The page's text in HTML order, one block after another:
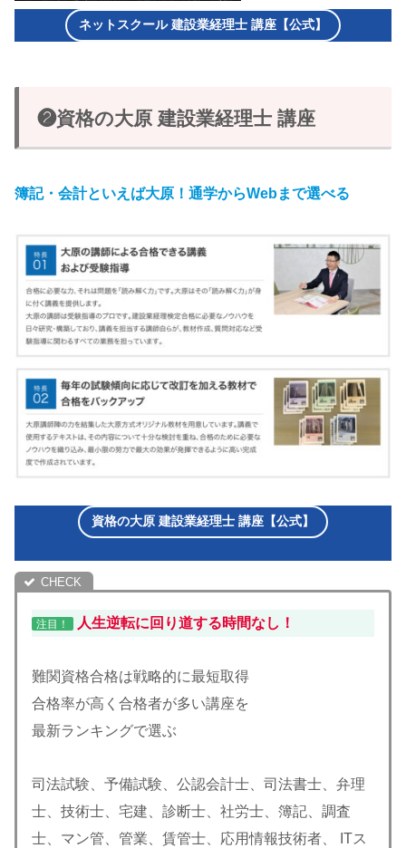
ネットスクール 建設業経理士 講座【公式】
❷資格の大原 建設業経理士 講座
簿記・会計といえば大原！通学からWebまで選べる
資格の大原 建設業経理士 講座【公式】
注目！ 人生逆転に回り道する時間なし！
難関資格合格は戦略的に最短取得
合格率が高く合格者が多い講座を
最新ランキングで選ぶ
司法試験、予備試験、公認会計士、司法書士、弁理
士、技術士、宅建、診断士、社労士、簿記、調査
士、マン管、管業、賃管士、応用情報技術者、 ITス